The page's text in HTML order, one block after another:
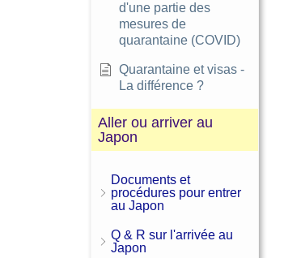
d'une partie des
mesures de
quarantaine (COVID)
Quarantaine et visas -
La différence ?
Aller ou arriver au
Japon
Documents et
procédures pour entrer
au Japon
Q & R sur l'arrivée au
Japon